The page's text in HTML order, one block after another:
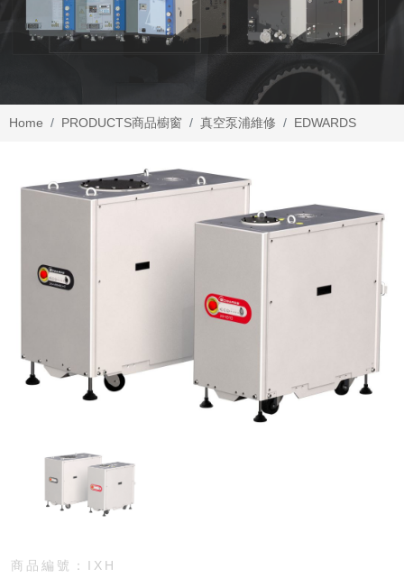
Home PRODUCTS商品櫥窗 真空泵浦維修 EDWARDS
商品編號： IXH